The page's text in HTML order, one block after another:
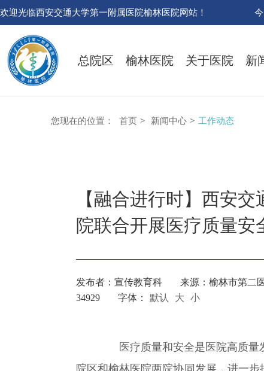
欢迎光临西安交通大学第一附属医院榆林医院网站！
总院区 榆林医院 关于医院 新
您现在的位置： 首页 > 新闻中心 > 工作动态
【融合进行时】西安
院联合开展医疗质量
发布者：宣传教育科 来源：榆林市第二
34929
字体： 默认 大 小
医疗质量和安全是医院高质量
院区和榆林医院两院协同发展，进一